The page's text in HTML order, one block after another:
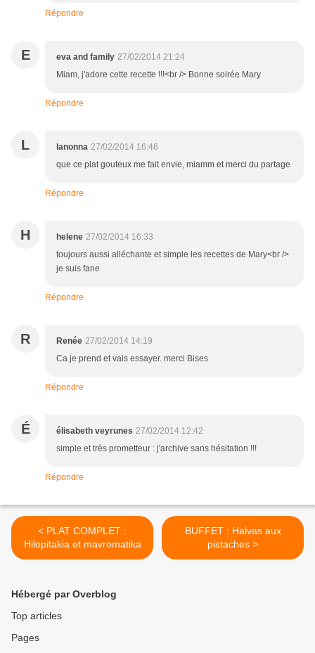
Répondre
E eva and family 27/02/2014 21:24
Miam, j'adore cette recette !!!<br /> Bonne soirée Mary
Répondre
L lanonna 27/02/2014 16:46
que ce plat gouteux me fait envie, miamm et merci du partage
Répondre
H helene 27/02/2014 16:33
toujours aussi alléchante et simple les recettes de Mary<br />
je suis fane
Répondre
R Renée 27/02/2014 14:19
Ca je prend et vais essayer. merci Bises
Répondre
É élisabeth veyrunes 27/02/2014 12:42
simple et très prometteur : j'archive sans hésitation !!!
Répondre
< PLAT COMPLET :
Hilopitakia et mavromatika
BUFFET : Halvas aux
pistaches >
Hébergé par Overblog
Top articles
Pages